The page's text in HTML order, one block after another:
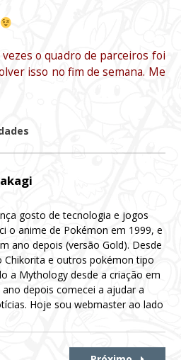
vezes o quadro de parceiros foi
isso no fim de semana. Me
gosto de tecnologia e jogos
o anime de Pokémon em 1999, e
ano depois (versão Gold). Desde
Chikorita e outros pokémon tipo
a Mythology desde a criação em
ano depois comecei a ajudar a
Hoje sou webmaster ao lado